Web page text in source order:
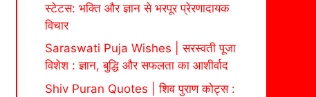
स्टेटस: भक्ति और ज्ञान से भरपूर प्रेरणादायक
विचार
Saraswati Puja Wishes | सरस्वती पूजा
विशेश : ज्ञान, बुद्धि और सफलता का आशीर्वाद
Shiv Puran Quotes | शिव पुराण कोट्स :